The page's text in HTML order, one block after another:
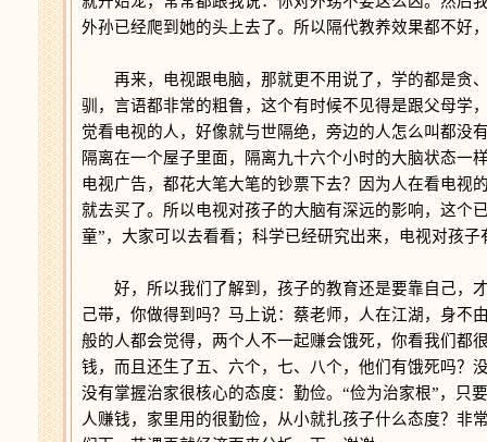
外孙已经爬到她的头上去了。所以隔代教养效果都不好
再来，电视跟电脑，那就更不用说了，学的都是贪
驯，言语都非常的粗鲁，这个有时候不见得是跟父母学
觉看电视的人，好像就与世隔绝，旁边的人怎么叫都没
隔离在一个屋子里面，隔离九十六个小时的大脑状态一
电视广告，都花大笔大笔的钞票下去？因为人在看电
就去买了。所以电视对孩子的大脑有深远的影响，这个
童”，大家可以去看看；科学已经研究出来，电视对孩子
好，所以我们了解到，孩子的教育还是要靠自己，
己带，你做得到吗？马上说：蔡老师，人在江湖，身不
般的人都会觉得，两个人不一起赚会饿死，你看我们都
钱，而且还生了五、六个，七、八个，他们有饿死吗？
没有掌握治家很核心的态度：勤俭。“俭为治家根”，只
人赚钱，家里用的很勤俭，从小就扎孩子什么态度？非